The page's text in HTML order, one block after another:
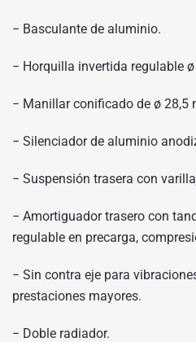
− Basculante de aluminio.
− Horquilla invertida regulable
− Manillar conificado de ø 28,5
− Silenciador de aluminio
− Suspensión trasera con
− Amortiguador trasero con
regulable en precarga,
− Sin contra eje para
prestaciones mayores.
− Doble radiador.